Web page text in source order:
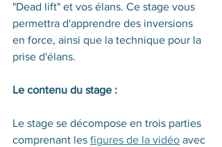
"Dead lift" et vos élans. Ce stage vous
permettra d'apprendre des inversions
en force, ainsi que la technique pour la
prise d'élans.
Le contenu du stage :
Le stage se décompose en trois parties
comprenant les figures de la vidéo avec